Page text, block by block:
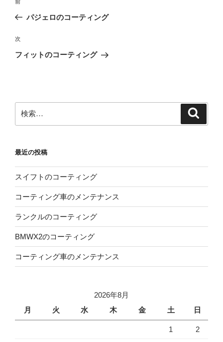
ビ
ゲ
ン
前
の
稿
前
パジェロのコーティング
次
の
次
フィットのコーティング
索:
最近の投稿
スイフトのコーティング
コーティング車のメンテナンス
ランクルのコーティング
BMWX2のコーティング
コーティング車のメンテナンス
2026年8月
月
火 水 木 金 土 日
1 2